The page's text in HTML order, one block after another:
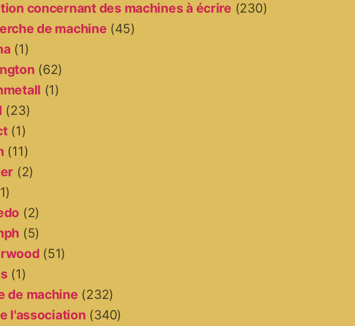
concernant des machines à écrire (230)
de machine (45)
(1)
(62)
(1)
(23)
(1)
(11)
(2)
(2)
(5)
(51)
(1)
de machine (232)
l'association (340)